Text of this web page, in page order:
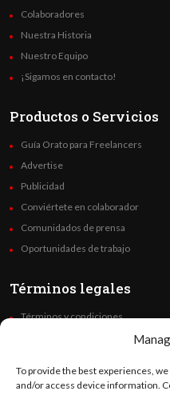
To provide the best experiences,
and/or access device information.
Colaboradores
Nuestra Historia
Nuestro Equipo
¡Sigamos en contacto!
Productos o Servicios
Guía Orato para Freelancers
Advertise
Publicidad
Conviértete en colaborador
Comunidados de prensa
Oportunidades de trabajo
Términos legales
Términos y condiciones
Code of Ethics